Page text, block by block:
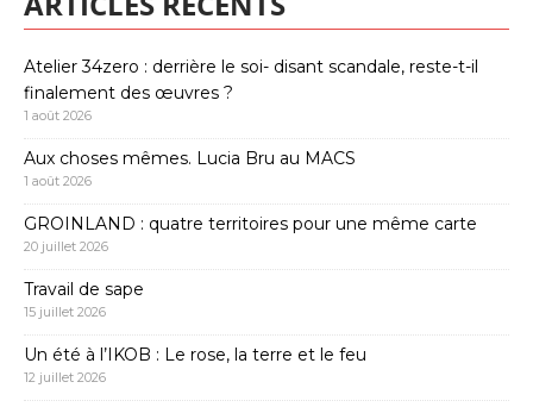
Atelier 34zero : derrière le soi- disant scandale, reste-t-il
finalement des œuvres ?
1 août 2026
Aux choses mêmes. Lucia Bru au MACS
1 août 2026
GROINLAND : quatre territoires pour une même carte
20 juillet 2026
Travail de sape
15 juillet 2026
Un été à l’IKOB : Le rose, la terre et le feu
12 juillet 2026